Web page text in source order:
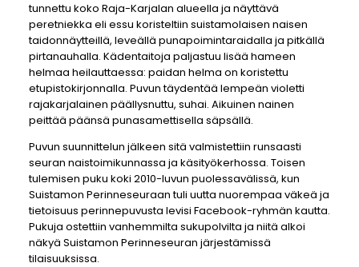
tunnettu koko Raja-Karjalan alueella ja näyttävä
peretniekka eli essu koristeltiin suistamolaisen naisen
taidonnäytteillä, leveällä punapoimintaraidalla ja pitkällä
pirtanauhalla. Kädentaitoja paljastuu lisää hameen
helmaa heilauttaessa: paidan helma on koristettu
etupistokirjonnalla. Puvun täydentää lempeän violetti
rajakarjalainen päällysnuttu, suhai. Aikuinen nainen
peittää päänsä punasamettisella säpsällä.
Puvun suunnittelun jälkeen sitä valmistettiin runsaasti
seuran naistoimikunnassa ja käsityökerhossa. Toisen
tulemisen puku koki 2010-luvun puolessavälissä, kun
Suistamon Perinneseuraan tuli uutta nuorempaa väkeä ja
tietoisuus perinnepuvusta levisi Facebook-ryhmän kautta.
Pukuja ostettiin vanhemmilta sukupolvilta ja niitä alkoi
näkyä Suistamon Perinneseuran järjestämissä
tilaisuuksissa.